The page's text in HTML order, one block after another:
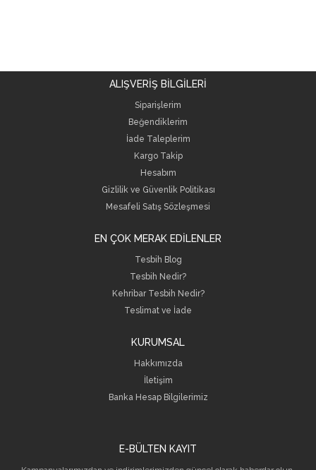
ALIŞVERİŞ BİLGİLERİ
Siparişlerim
Beğendiklerim
İade Taleplerim
Kargo Takip
Hesabım
Gizlilik ve Güvenlik Politikası
Mesafeli Satış Sözleşmesi
EN ÇOK MERAK EDİLENLER
Tesbih Blog
Tesbih Nedir?
Kehribar Tesbih Nedir?
Teslimat ve İade
KURUMSAL
Hakkımızda
İletişim
Banka Hesap Bilgilerimiz
E-BÜLTEN KAYIT